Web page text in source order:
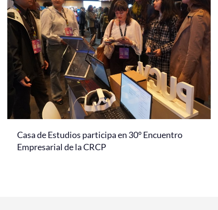
Casa de Estudios participa en 30° Encuentro
Empresarial de la CRCP